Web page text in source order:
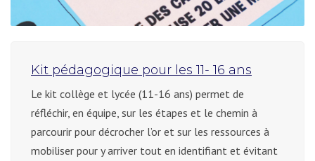
Kit pédagogique pour les 11- 16 ans
Le kit collège et lycée (11-16 ans) permet de
réfléchir, en équipe, sur les étapes et le chemin à
parcourir pour décrocher l’or et sur les ressources à
mobiliser pour y arriver tout en identifiant et évitant